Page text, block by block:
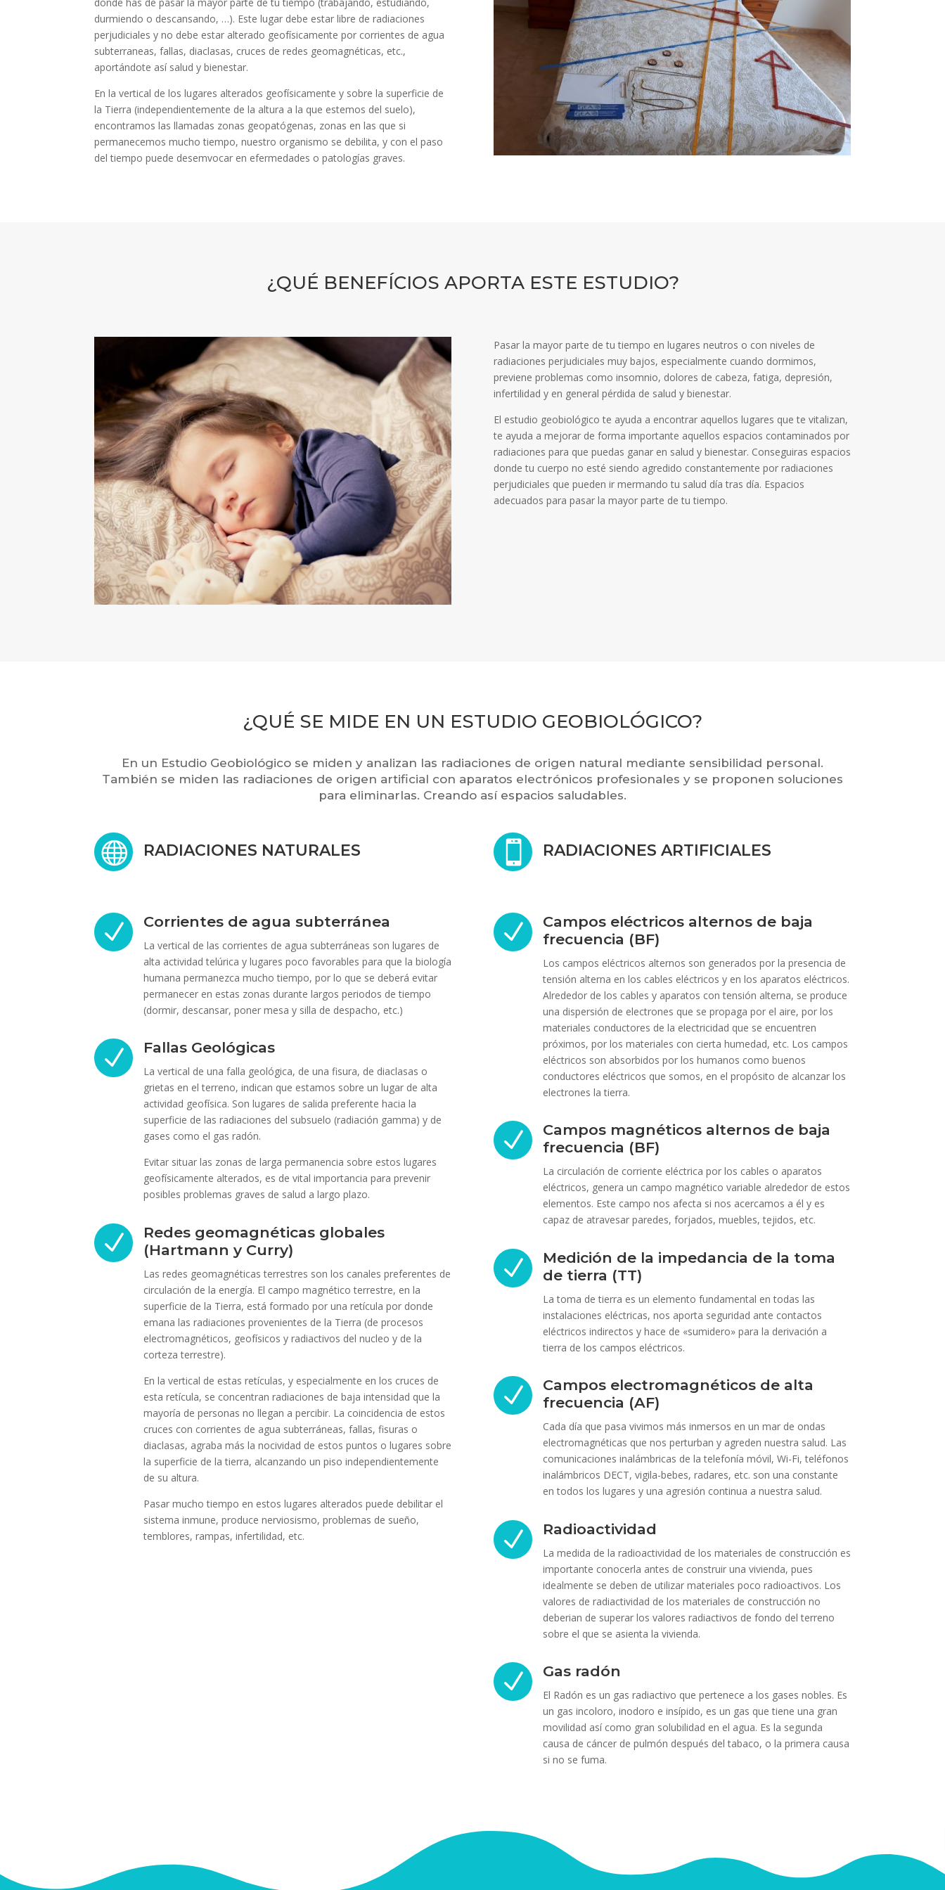
durmiendo o descansando, …). Este lugar debe estar libre de radiaciones
perjudiciales y no debe estar alterado geofísicamente por corrientes de agua
subterraneas, fallas, diaclasas, cruces de redes geomagnéticas, etc.,
aportándote así salud y bienestar.
En la vertical de los lugares alterados geofísicamente y sobre la superficie de
la Tierra (independientemente de la altura a la que estemos del suelo),
encontramos las llamadas zonas geopatógenas, zonas en las que si
permanecemos mucho tiempo, nuestro organismo se debilita, y con el paso
del tiempo puede desemvocar en efermedades o patologías graves.
¿QUÉ BENEFÍCIOS APORTA ESTE ESTUDIO?
Pasar la mayor parte de tu tiempo en lugares neutros o con niveles de
radiaciones perjudiciales muy bajos, especialmente cuando dormimos,
previene problemas como insomnio, dolores de cabeza, fatiga, depresión,
infertilidad y en general pérdida de salud y bienestar.
El estudio geobiológico te ayuda a encontrar aquellos lugares que te vitalizan,
te ayuda a mejorar de forma importante aquellos espacios contaminados por
radiaciones para que puedas ganar en salud y bienestar. Conseguiras espacios
donde tu cuerpo no esté siendo agredido constantemente por radiaciones
perjudiciales que pueden ir mermando tu salud día tras día. Espacios
adecuados para pasar la mayor parte de tu tiempo.
¿QUÉ SE MIDE EN UN ESTUDIO GEOBIOLÓGICO?
En un Estudio Geobiológico se miden y analizan las radiaciones de origen natural mediante sensibilidad personal.
También se miden las radiaciones de origen artificial con aparatos electrónicos profesionales y se proponen soluciones
para eliminarlas. Creando así espacios saludables.
 RADIACIONES NATURALES  RADIACIONES ARTIFICIALES
N Corrientes de agua subterránea
La vertical de las corrientes de agua subterráneas son lugares de
alta actividad telúrica y lugares poco favorables para que la biología
humana permanezca mucho tiempo, por lo que se deberá evitar
permanecer en estas zonas durante largos periodos de tiempo
(dormir, descansar, poner mesa y silla de despacho, etc.)
N Fallas Geológicas
La vertical de una falla geológica, de una fisura, de diaclasas o
grietas en el terreno, indican que estamos sobre un lugar de alta
actividad geofísica. Son lugares de salida preferente hacia la
superficie de las radiaciones del subsuelo (radiación gamma) y de
gases como el gas radón.
Evitar situar las zonas de larga permanencia sobre estos lugares
geofísicamente alterados, es de vital importancia para prevenir
posibles problemas graves de salud a largo plazo.
N
Redes geomagnéticas globales
(Hartmann y Curry)
Las redes geomagnéticas terrestres son los canales preferentes de
circulación de la energía. El campo magnético terrestre, en la
superficie de la Tierra, está formado por una retícula por donde
emana las radiaciones provenientes de la Tierra (de procesos
electromagnéticos, geofísicos y radiactivos del nucleo y de la
corteza terrestre).
En la vertical de estas retículas, y especialmente en los cruces de
esta retícula, se concentran radiaciones de baja intensidad que la
mayoría de personas no llegan a percibir. La coincidencia de estos
cruces con corrientes de agua subterráneas, fallas, fisuras o
diaclasas, agraba más la nocividad de estos puntos o lugares sobre
la superficie de la tierra, alcanzando un piso independientemente
de su altura.
Pasar mucho tiempo en estos lugares alterados puede debilitar el
sistema inmune, produce nerviosismo, problemas de sueño,
temblores, rampas, infertilidad, etc.
N
Campos eléctricos alternos de baja
frecuencia (BF)
Los campos eléctricos alternos son generados por la presencia de
tensión alterna en los cables eléctricos y en los aparatos eléctricos.
Alrededor de los cables y aparatos con tensión alterna, se produce
una dispersión de electrones que se propaga por el aire, por los
materiales conductores de la electricidad que se encuentren
próximos, por los materiales con cierta humedad, etc. Los campos
eléctricos son absorbidos por los humanos como buenos
conductores eléctricos que somos, en el propósito de alcanzar los
electrones la tierra.
N
Campos magnéticos alternos de baja
frecuencia (BF)
La circulación de corriente eléctrica por los cables o aparatos
eléctricos, genera un campo magnético variable alrededor de estos
elementos. Este campo nos afecta si nos acercamos a él y es
capaz de atravesar paredes, forjados, muebles, tejidos, etc.
N
Medición de la impedancia de la toma
de tierra (TT)
La toma de tierra es un elemento fundamental en todas las
instalaciones eléctricas, nos aporta seguridad ante contactos
eléctricos indirectos y hace de «sumidero» para la derivación a
tierra de los campos eléctricos.
N
Campos electromagnéticos de alta
frecuencia (AF)
Cada día que pasa vivimos más inmersos en un mar de ondas
electromagnéticas que nos perturban y agreden nuestra salud. Las
comunicaciones inalámbricas de la telefonía móvil, Wi-Fi, teléfonos
inalámbricos DECT, vigila-bebes, radares, etc. son una constante
en todos los lugares y una agresión continua a nuestra salud.
N Radioactividad
La medida de la radioactividad de los materiales de construcción es
importante conocerla antes de construir una vivienda, pues
idealmente se deben de utilizar materiales poco radioactivos. Los
valores de radiactividad de los materiales de construcción no
deberian de superar los valores radiactivos de fondo del terreno
sobre el que se asienta la vivienda.
N Gas radón
El Radón es un gas radiactivo que pertenece a los gases nobles. Es
un gas incoloro, inodoro e insípido, es un gas que tiene una gran
movilidad así como gran solubilidad en el agua. Es la segunda
causa de cáncer de pulmón después del tabaco, o la primera causa
si no se fuma.